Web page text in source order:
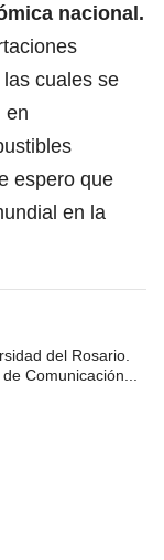
nacional.
cuales se
en
espero que
en la
del Rosario.
Comunicación